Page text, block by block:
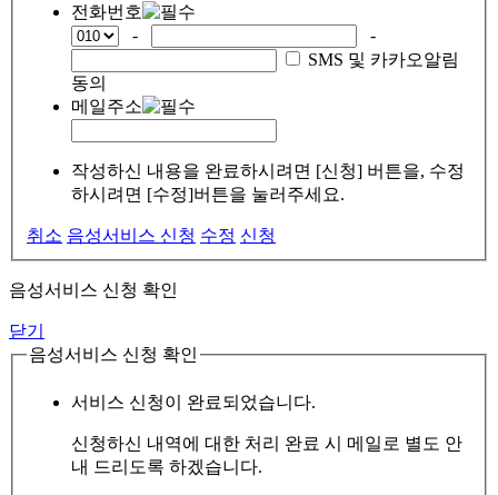
전화번호
-
-
SMS 및 카카오알림
동의
메일주소
작성하신 내용을 완료하시려면 [신청] 버튼을, 수정
하시려면 [수정]버튼을 눌러주세요.
취소 음성서비스 신청 수정 신청
음성서비스 신청 확인
닫기
음성서비스 신청 확인
서비스 신청이 완료되었습니다.
신청하신 내역에 대한 처리 완료 시 메일로 별도 안
내 드리도록 하겠습니다.